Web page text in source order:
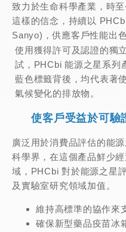
致力於生命科學產業，時
這樣的信念，持續以
Sanyo)，供應客戶性能出
使用獲得許可及認證的獨
試，PHCbi 能源之星系列
藍色標籤背後，均代表著
氣候變化的排放物。
使客戶受益於可驗
廣泛用於消費品評估的能
科學界，在這個產品鮮少
域，PHCbi 對於能源之星
及實驗室研究領域加值。
維持高標準的協作來
確保新型藥品疫苗冰